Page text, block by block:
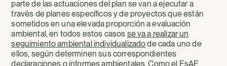
parte de las actuaciones del plan se van a ejecutar a
través de planes específicos y de proyectos que están
sometidos en una elevada proporción a evaluación
ambiental, en todos estos casos se va a realizar un
seguimiento ambiental individualizadode cada uno de
ellos, según determinen sus correspondientes
declaraciones o informes ambientales. Como el EsAE